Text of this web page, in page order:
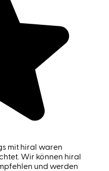
mit hiral waren
Wir können hiral
und werden